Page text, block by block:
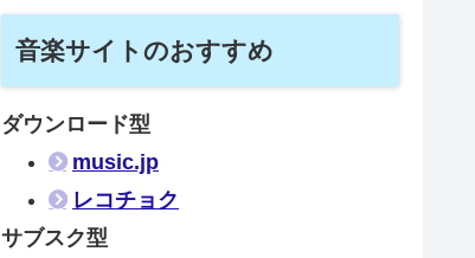
音楽サイトのおすすめ
ダウンロード型
music.jp
レコチョク
サブスク型